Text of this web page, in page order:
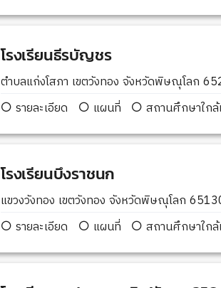
โรงเรียนธีรบัญชร
ตำบลแก่งโสภา เขตวังทอง จังหวัดพิษณุโลก
รายละเอียด
แผนที่ สถานศึกษาใกล้
โรงเรียนบึงราชนก
แขวงวังทอง เขตวังทอง จังหวัดพิษณุโลก
รายละเอียด
แผนที่ สถานศึกษาใกล้